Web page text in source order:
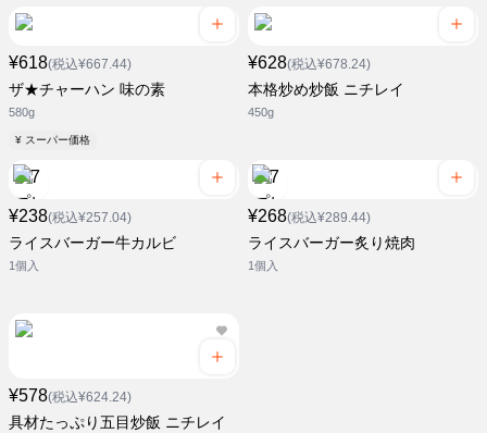
¥618(税込¥667.44)
ザ★チャーハン 味の素
580g
¥ スーパー価格
¥628(税込¥678.24)
本格炒め炒飯 ニチレイ
450g
¥238(税込¥257.04)
ライスバーガー牛カルビ
1個入
¥268(税込¥289.44)
ライスバーガー炙り焼肉
1個入
¥578(税込¥624.24)
具材たっぷり五目炒飯 ニチレイ